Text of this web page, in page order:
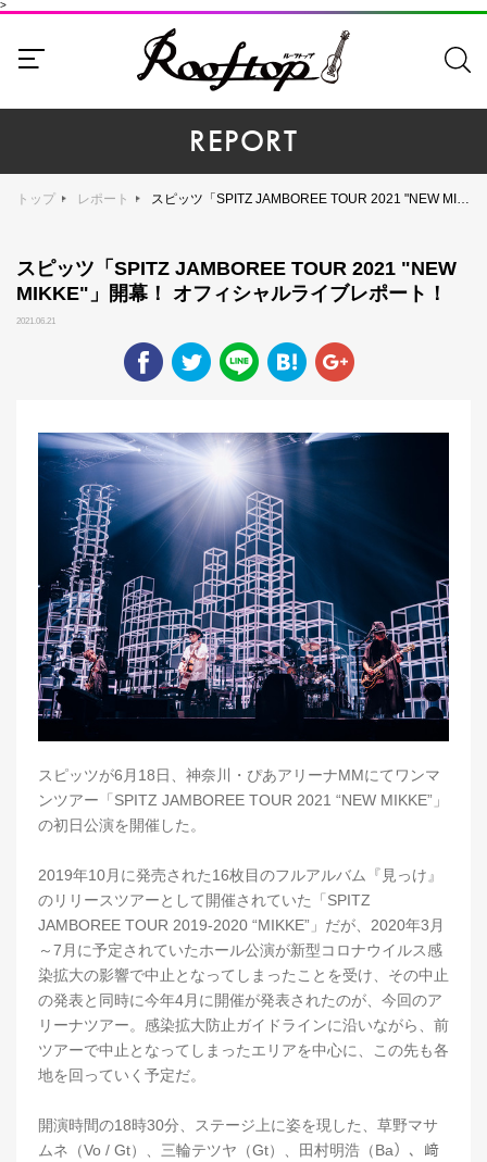
>
REPORT
トップ レポート スピッツ「SPITZ JAMBOREE TOUR 2021 "NEW MIKKE"」開幕！ オフィシャルライブレポート！
スピッツ「SPITZ JAMBOREE TOUR 2021 "NEW
MIKKE"」開幕！ オフィシャルライブレポート！
2021.06.21
スピッツが6月18日、神奈川・ぴあアリーナMMにてワンマ
ンツアー「SPITZ JAMBOREE TOUR 2021 “NEW MIKKE”」
の初日公演を開催した。
2019年10月に発売された16枚目のフルアルバム『見っけ』
のリリースツアーとして開催されていた「SPITZ
JAMBOREE TOUR 2019-2020 “MIKKE”」だが、2020年3月
～7月に予定されていたホール公演が新型コロナウイルス感
染拡大の影響で中止となってしまったことを受け、その中止
の発表と同時に今年4月に開催が発表されたのが、今回のア
リーナツアー。感染拡大防止ガイドラインに沿いながら、前
ツアーで中止となってしまったエリアを中心に、この先も各
地を回っていく予定だ。
開演時間の18時30分、ステージ上に姿を現した、草野マサ
ムネ（Vo / Gt）、三輪テツヤ（Gt）、田村明浩（Ba）、﨑